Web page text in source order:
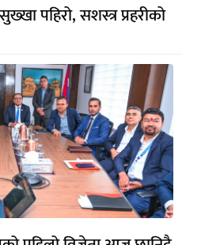
पहिरो, सशस्त्र प्रहरीको